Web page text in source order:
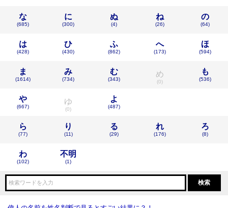
な
(685)
に
(300)
ぬ
(4)
ね
(26)
の
(64)
は
(428)
ひ
(430)
ふ
(862)
へ
(173)
ほ
(594)
ま
(1614)
み
(734)
む
(343)
め
(0)
も
(536)
や
(667)
ゆ
(0)
よ
(487)
ら
(77)
り
(11)
る
(29)
れ
(176)
ろ
(8)
わ
(102)
不明
(1)